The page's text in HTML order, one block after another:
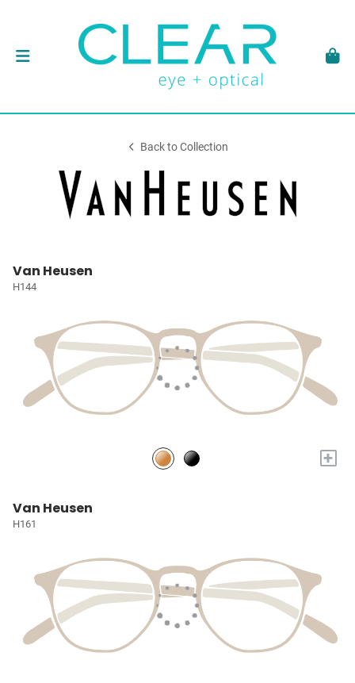
Back to Collection
Van Heusen
H144
+
Van Heusen
H161